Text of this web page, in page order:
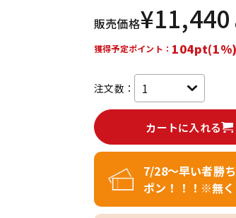
販売価格¥11,440
獲得予定ポイント： 104pt(1%)
注文数：
カートに入れる
7/28～早い者勝
ポン！！！※無